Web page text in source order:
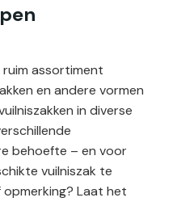
ruim assortiment
en andere vormen
in diverse
behoefte – en voor
vuilniszak te
opmerking? Laat het